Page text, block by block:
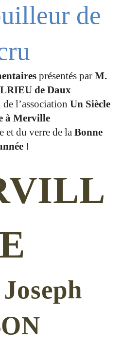
de
présentés par M.
de Daux
l’association Un Siècle
à Merville
et du verre de la Bonne
!
E